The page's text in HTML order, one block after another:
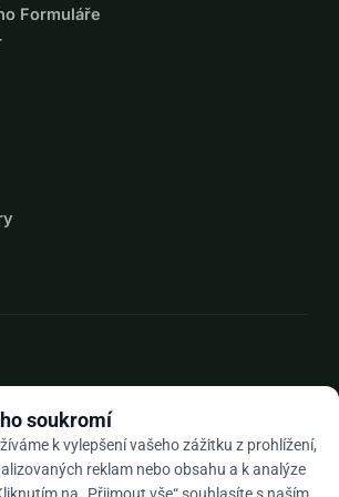
Formuláře
soukromí
k vylepšení vašeho zážitku z prohlížení,
reklam nebo obsahu a k analýze